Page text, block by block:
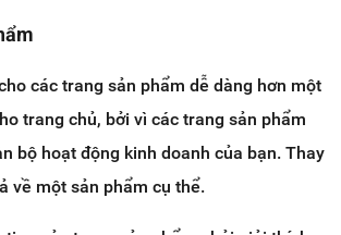
các trang sản phẩm dễ dàng hơn một
trang chủ, bởi vì các trang sản phẩm
bộ hoạt động kinh doanh của bạn. Thay
về một sản phẩm cụ thể.